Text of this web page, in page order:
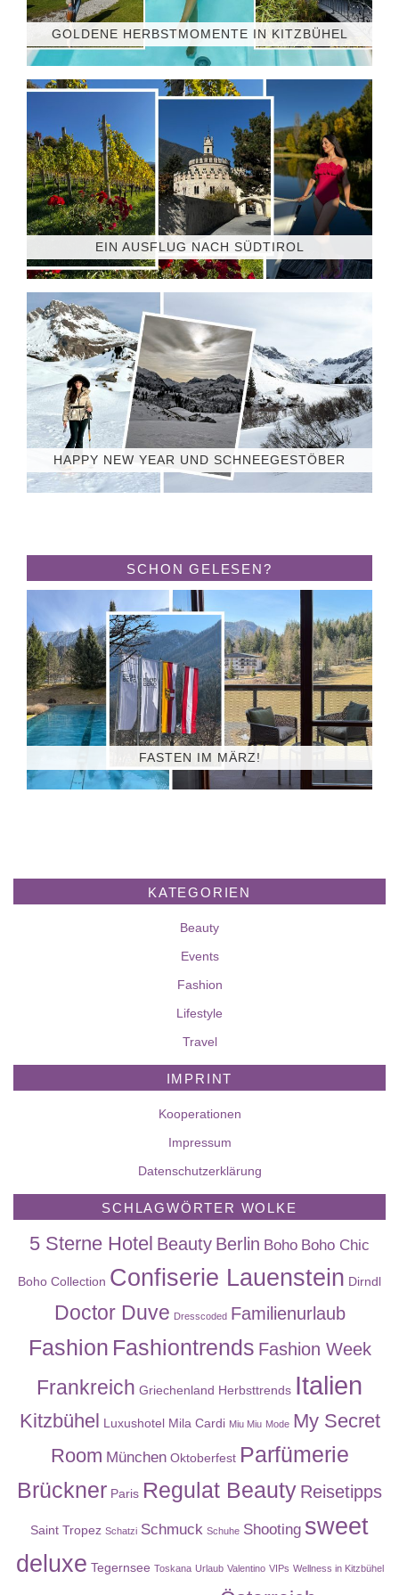
GOLDENE HERBSTMOMENTE IN KITZBÜHEL
EIN AUSFLUG NACH SÜDTIROL
HAPPY NEW YEAR UND SCHNEEGESTÖBER
SCHON GELESEN?
FASTEN IM MÄRZ!
KATEGORIEN
Beauty
Events
Fashion
Lifestyle
Travel
IMPRINT
Kooperationen
Impressum
Datenschutzerklärung
SCHLAGWÖRTER WOLKE
5 Sterne Hotel Beauty Berlin Boho Boho Chic
Boho Collection Confiserie Lauenstein Dirndl
Doctor Duve Dresscoded Familienurlaub
Fashion Fashiontrends Fashion Week
Frankreich Griechenland Herbsttrends Italien
Kitzbühel Luxushotel Mila Cardi Miu Miu Mode My Secret
Room München Oktoberfest Parfümerie
Brückner Paris Regulat Beauty Reisetipps
Saint Tropez Schatzi Schmuck Schuhe Shooting sweet
deluxe Tegernsee Toskana Urlaub Valentino VIPs Wellness in Kitzbühel